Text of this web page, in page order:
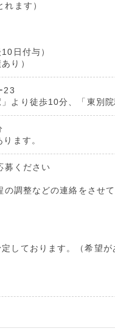
ます）
日付与）
り）
23
より徒歩10分、「東別
ます。
募ください
調整などの連絡をさせ
しております。（希望が